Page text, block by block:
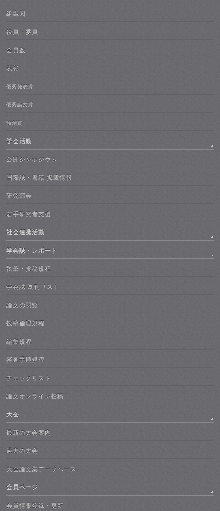
組織図
役員・委員
会員数
表彰
優秀発表賞
優秀論文賞
独創賞
学会活動
公開シンポジウム
国際誌・書籍 掲載情報
研究部会
若手研究者支援
社会連携活動
学会誌・レポート
執筆・投稿規程
学会誌 既刊リスト
論文の閲覧
投稿倫理規程
編集規程
審査手順規程
チェックリスト
論文オンライン投稿
大会
最新の大会案内
過去の大会
大会論文集データベース
会員ページ
会員情報登録・更新